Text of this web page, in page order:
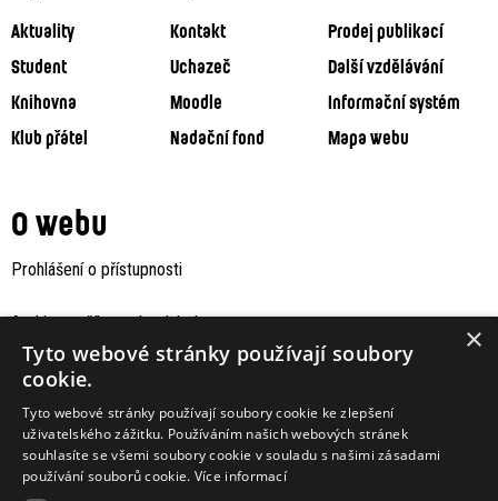
Aktuality Kontakt
Prodej publikací
Student
Uchazeč
Další vzdělávání
Knihovna
Moodle
Informační systém
Klub přátel
Nadační fond Mapa webu
O webu
Prohlášení o přístupnosti
Archiv staršího webu Jaboku ×
Tyto webové stránky používají soubory
cookie.
Tyto webové stránky používají soubory cookie ke zlepšení
uživatelského zážitku. Používáním našich webových stránek
souhlasíte se všemi soubory cookie v souladu s našimi zásadami
používání souborů cookie. Více informací